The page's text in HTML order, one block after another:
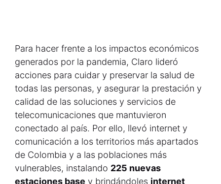
Para hacer frente a los impactos económicos
generados por la pandemia, Claro lideró
acciones para cuidar y preservar la salud de
todas las personas, y asegurar la prestación y
calidad de las soluciones y servicios de
telecomunicaciones que mantuvieron
conectado al país. Por ello, llevó internet y
comunicación a los territorios más apartados
de Colombia y a las poblaciones más
vulnerables, instalando 225 nuevas
estaciones base y brindándoles internet